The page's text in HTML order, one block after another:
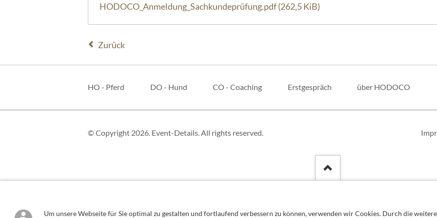
Um unsere Webseite für Sie optimal zu gestalten und fortlaufend verbessern zu können, verwenden wir Cookies. Durch die weitere
HODOCO_Anmeldung_Sachkundeprüfung.pdf(262,5 KiB)
Zurück
HO - Pferd DO - Hund CO - Coaching Erstgespräch über HODOCO
© Copyright 2026. Event-Details. All rights reserved.